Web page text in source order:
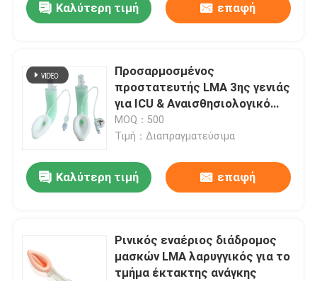
υποβολή
Καλύτερη τιμή επαφή
Προσαρμοσμένος
προστατευτής LMA 3ης γενιάς
για ICU & Αναισθησιολογικό
Τμήμα
MOQ：500
Τιμή：Διαπραγματεύσιμα
Καλύτερη τιμή επαφή
Ρινικός εναέριος διάδρομος
μασκών LMA λαρυγγικός για το
τμήμα έκτακτης ανάγκης